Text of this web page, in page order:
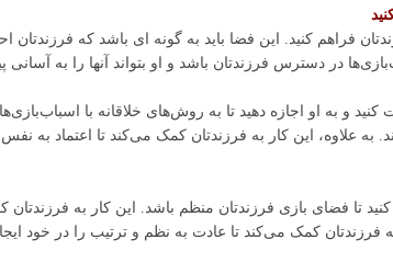
فراهم کنید. این فضا باید به گونه ای باشد که فرزندتان
در دسترس فرزندتان باشد و او بتواند آنها را به آسانی
کنید و به او اجازه دهید تا به روش‌های خلاقانه با
به علاوه، این کار به فرزندتان کمک می‌کند تا اعتماد به
تا فضای بازی فرزندتان منظم باشد. این کار به فرزندتان
به فرزندتان کمک می‌کند تا عادت به نظم و ترتیب را در خود